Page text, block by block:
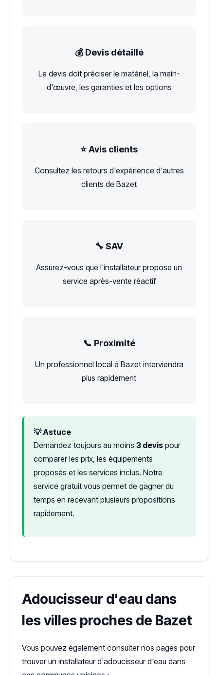
💰 Devis détaillé
Le devis doit préciser le matériel, la main-
d'œuvre, les garanties et les options
⭐ Avis clients
Consultez les retours d'expérience d'autres
clients de Bazet
🔧 SAV
Assurez-vous que l'installateur propose un
service après-vente réactif
📞 Proximité
Un professionnel local à Bazet interviendra
plus rapidement
💡 Astuce
Demandez toujours au moins 3 devis pour
comparer les prix, les équipements
proposés et les services inclus. Notre
service gratuit vous permet de gagner du
temps en recevant plusieurs propositions
rapidement.
Adoucisseur d'eau dans
les villes proches de Bazet
Vous pouvez également consulter nos pages pour
trouver un installateur d'adoucisseur d'eau dans